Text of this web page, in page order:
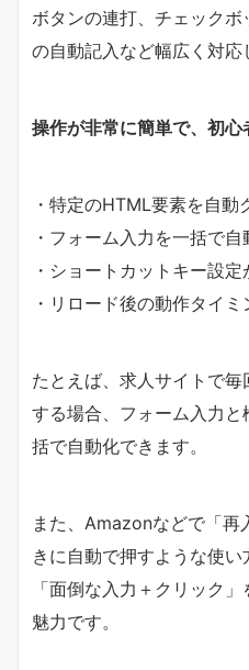
ボタンの連打、チェック
の自動記入など幅広く対応
操作が非常に簡単で、初心
・特定のHTML要素を自動
・フォーム入力を一括で自
・ショートカットキー設定
・リロード後の動作タイ
たとえば、求人サイトで
する場合、フォーム入力
括で自動化できます。
また、Amazonなどで「再
きに自動で押すような使い
「面倒な入力＋クリック
魅力です。